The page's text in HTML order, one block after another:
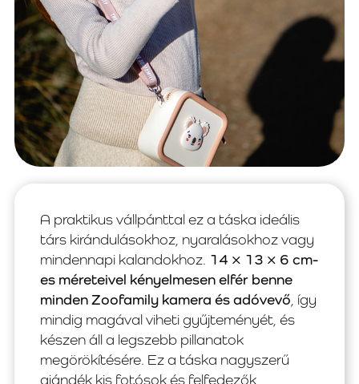
A praktikus vállpánttal ez a táska ideális
társ kirándulásokhoz, nyaralásokhoz vagy
mindennapi kalandokhoz. 14 × 13 × 6 cm-
es méreteivel kényelmesen elfér benne
minden Zoofamily kamera és adóvevő , így
mindig magával viheti gyűjteményét, és
készen áll a legszebb pillanatok
megörökítésére. Ez a táska nagyszerű
ajándék kis fotósok és felfedezők